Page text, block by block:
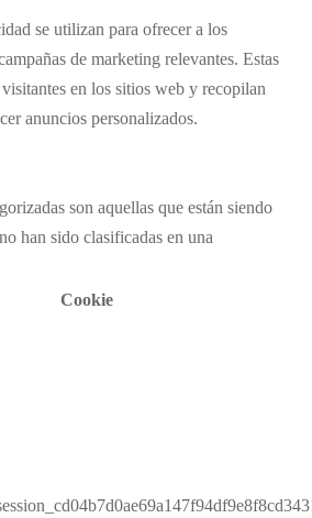
se utilizan para ofrecer a los
de marketing relevantes. Estas
en los sitios web y recopilan
anuncios personalizados.
son aquellas que están siendo
han sido clasificadas en una
Cookie